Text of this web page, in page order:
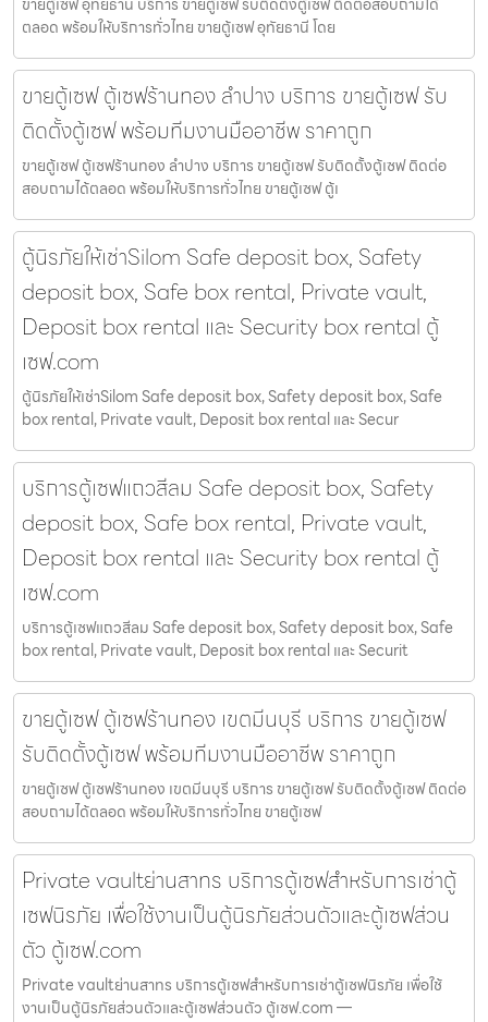
ขายตู้เซฟ อุทัยธานี บริการ ขายตู้เซฟ รับติดตั้งตู้เซฟ ติดต่อสอบถามได้
ตลอด พร้อมให้บริการทั่วไทย ขายตู้เซฟ อุทัยธานี โดย
ขายตู้เซฟ ตู้เซฟร้านทอง ลำปาง บริการ ขายตู้เซฟ รับ
ติดตั้งตู้เซฟ พร้อมทีมงานมืออาชีพ ราคาถูก
ขายตู้เซฟ ตู้เซฟร้านทอง ลำปาง บริการ ขายตู้เซฟ รับติดตั้งตู้เซฟ ติดต่อ
สอบถามได้ตลอด พร้อมให้บริการทั่วไทย ขายตู้เซฟ ตู้เ
ตู้นิรภัยให้เช่าSilom Safe deposit box, Safety
deposit box, Safe box rental, Private vault,
Deposit box rental และ Security box rental ตู้
เซฟ.com
ตู้นิรภัยให้เช่าSilom Safe deposit box, Safety deposit box, Safe
box rental, Private vault, Deposit box rental และ Secur
บริการตู้เซฟแถวสีลม Safe deposit box, Safety
deposit box, Safe box rental, Private vault,
Deposit box rental และ Security box rental ตู้
เซฟ.com
บริการตู้เซฟแถวสีลม Safe deposit box, Safety deposit box, Safe
box rental, Private vault, Deposit box rental และ Securit
ขายตู้เซฟ ตู้เซฟร้านทอง เขตมีนบุรี บริการ ขายตู้เซฟ
รับติดตั้งตู้เซฟ พร้อมทีมงานมืออาชีพ ราคาถูก
ขายตู้เซฟ ตู้เซฟร้านทอง เขตมีนบุรี บริการ ขายตู้เซฟ รับติดตั้งตู้เซฟ ติดต่อ
สอบถามได้ตลอด พร้อมให้บริการทั่วไทย ขายตู้เซฟ
Private vaultย่านสาทร บริการตู้เซฟสำหรับการเช่าตู้
เซฟนิรภัย เพื่อใช้งานเป็นตู้นิรภัยส่วนตัวและตู้เซฟส่วน
ตัว ตู้เซฟ.com
Private vaultย่านสาทร บริการตู้เซฟสำหรับการเช่าตู้เซฟนิรภัย เพื่อใช้
งานเป็นตู้นิรภัยส่วนตัวและตู้เซฟส่วนตัว ตู้เซฟ.com —